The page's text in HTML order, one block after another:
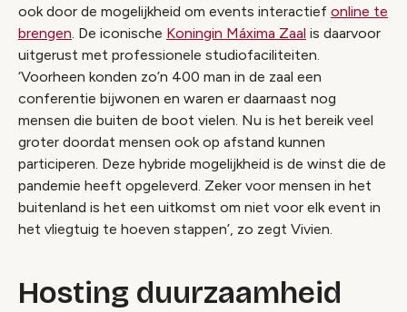
ook door de mogelijkheid om events interactief online te
brengen . De iconische Koningin Máxima Zaal is daarvoor
uitgerust met professionele studiofaciliteiten.
‘Voorheen konden zo’n 400 man in de zaal een
conferentie bijwonen en waren er daarnaast nog
mensen die buiten de boot vielen. Nu is het bereik veel
groter doordat mensen ook op afstand kunnen
participeren. Deze hybride mogelijkheid is de winst die de
pandemie heeft opgeleverd. Zeker voor mensen in het
buitenland is het een uitkomst om niet voor elk event in
het vliegtuig te hoeven stappen’, zo zegt Vivien.
Hosting duurzaamheid